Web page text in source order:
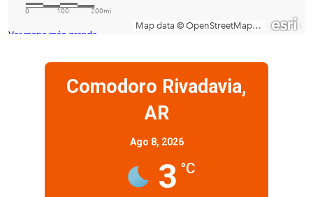
Ver mapa más grande
Comodoro Rivadavia,
AR
Ago 8, 2026
3 °C